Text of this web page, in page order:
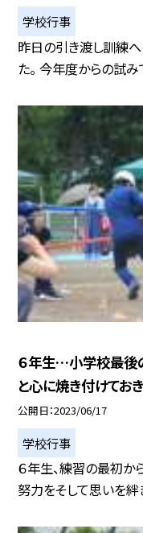
学校行事
昨日の引き渡し訓練へ
た。 今年度からの試み
６年生…小学校最後
と心に焼き付けておき
公開日 2023/06/17
学校行事
６年生、練習の最初か
努力をそして思いを絆